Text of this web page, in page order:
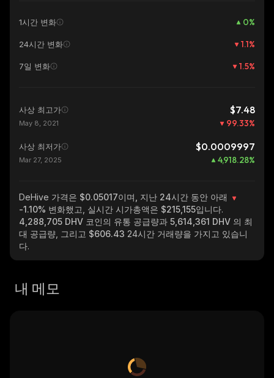
1시간 변화 0%
24시간 변화 1.1%
7일 변화 1.5%
사상 최고가 $7.48
May 8, 2021 99.33%
사상 최저가 $0.0009997
Mar 27, 2025 4,918.28%
DeHive 가격은 $0.05017이며, 지난 24시간 동안 아래
-1.10% 변화했고, 실시간 시가총액은 $215,155입니다.
4,288,705 DHV 코인의 유통 공급량과 5,614,361 DHV 의 최
대 공급량, 그리고 $606.43 24시간 거래량을 가지고 있습니
다.
내 메모